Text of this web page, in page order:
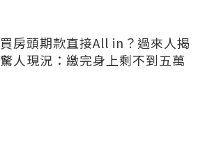
買房頭期款直接All in？過來人揭
驚人現況：繳完身上剩不到五萬